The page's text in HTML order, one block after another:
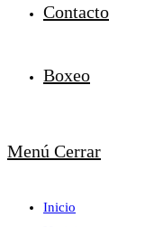
Contacto
Boxeo
Menú Cerrar
Inicio